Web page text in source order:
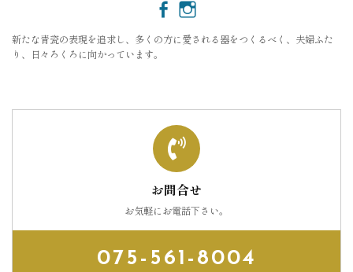
新たな青瓷の表現を追求し、多くの方に愛される器をつくるべく、夫婦ふた
り、日々ろくろに向かっています。
お問合せ
お気軽にお電話下さい。
075-561-8004